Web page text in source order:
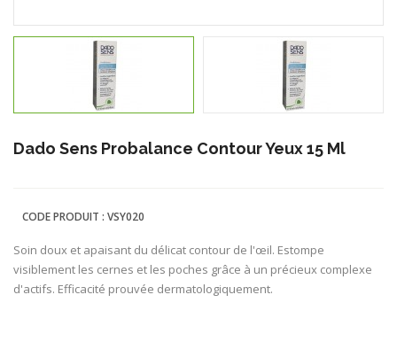
Dado Sens Probalance Contour Yeux 15 Ml
CODE PRODUIT : VSY020
Soin doux et apaisant du délicat contour de l'œil. Estompe
visiblement les cernes et les poches grâce à un précieux complexe
d'actifs. Efficacité prouvée dermatologiquement.